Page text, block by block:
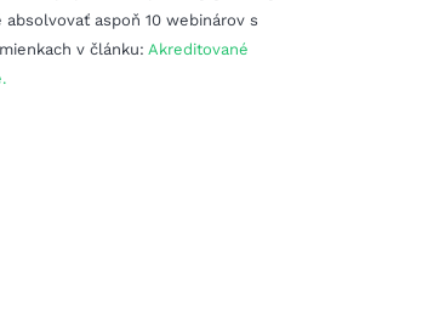
aspoň 10 webinárov s
v článku: Akreditované